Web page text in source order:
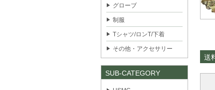
グローブ
制服
Tシャツ/ロンT/下着
その他・アクセサリー
SUB-CATEGORY
送